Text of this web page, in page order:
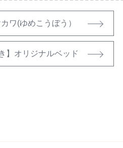
ワ(ゆめこうぼう）
】オリジナルベッド